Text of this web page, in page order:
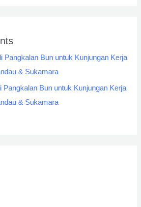
Pangkalan Bun untuk Kunjungan Kerja
& Sukamara
Pangkalan Bun untuk Kunjungan Kerja
& Sukamara